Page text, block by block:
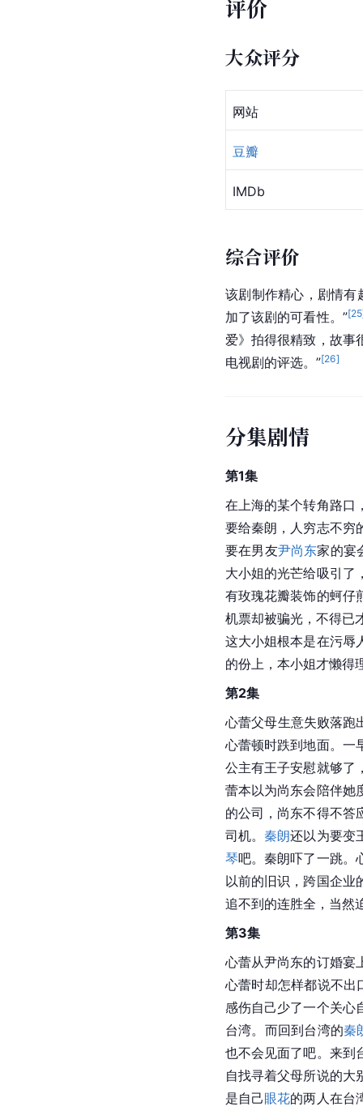
评价
大众评分
网站
豆瓣
IMDb
综合评价
该剧制作精心，剧情有
加了该剧的可看性。”[25
爱》拍得很精致，故事
电视剧的评选。”[26]
分集剧情
第1集
在上海的某个转角路口
要给秦朗，人穷志不穷
要在男友尹尚东家的宴
大小姐的光芒给吸引了
有玫瑰花瓣装饰的蚵仔
机票却被骗光，不得已
这大小姐根本是在污辱
的份上，本小姐才懒得
第2集
心蕾父母生意失败落跑
心蕾顿时跌到地面。一
公主有王子安慰就够了
蕾本以为尚东会陪伴她
的公司，尚东不得不答
司机。秦朗还以为要变
琴吧。秦朗吓了一跳。
以前的旧识，跨国企业
追不到的连胜全，当然
第3集
心蕾从尹尚东的订婚宴
心蕾时却怎样都说不出
感伤自己少了一个关心
台湾。而回到台湾的秦
也不会见面了吧。来到
自找寻着父母所说的大
是自己眼花的两人在台